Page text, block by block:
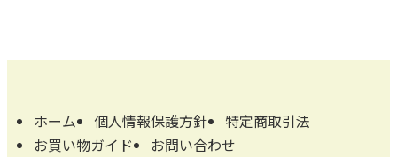
ホーム 個人情報保護方針
特定商取引法
お買い物ガイド
お問い合わせ